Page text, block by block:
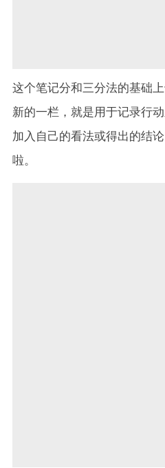
这个笔记分和三分法的基础
新的一栏，就是用于记录行
加入自己的看法或得出的结
啦。